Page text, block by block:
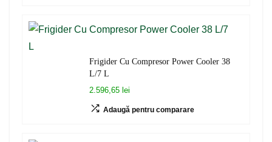
Frigider Cu Compresor Power Cooler 38
L/7 L
2.596,65 lei
Adaugă pentru comparare